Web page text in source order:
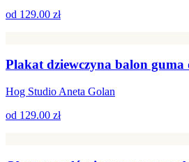
od 129.00 zł
Plakat dziewczyna balon guma
Hog Studio Aneta Golan
od 129.00 zł